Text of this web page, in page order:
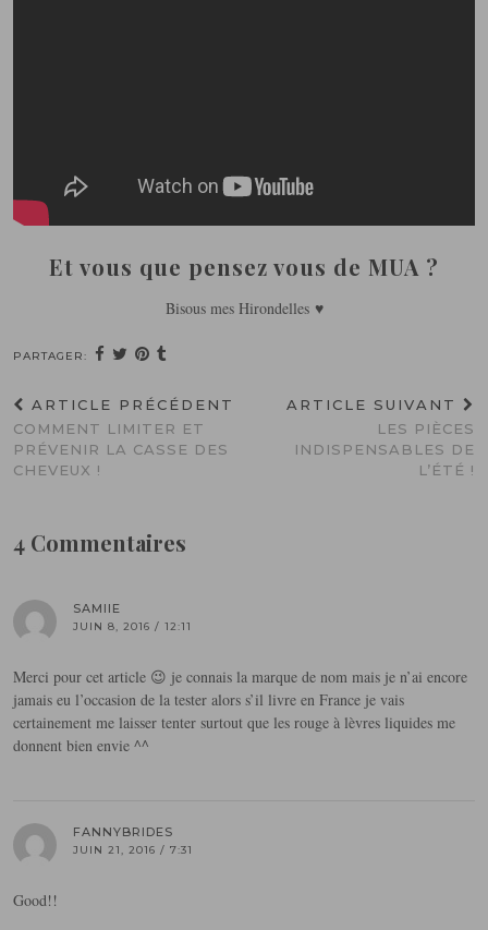
Et vous que pensez vous de MUA ?
Bisous mes Hirondelles ♥
PARTAGER:
ARTICLE PRÉCÉDENT
COMMENT LIMITER ET
PRÉVENIR LA CASSE DES
CHEVEUX !
ARTICLE SUIVANT
LES PIÈCES
INDISPENSABLES DE
L’ÉTÉ !
4 Commentaires
SAMIIE
JUIN 8, 2016 / 12:11
Merci pour cet article 😉 je connais la marque de nom mais je n’ai encore
jamais eu l’occasion de la tester alors s’il livre en France je vais
certainement me laisser tenter surtout que les rouge à lèvres liquides me
donnent bien envie ^^
FANNYBRIDES
JUIN 21, 2016 / 7:31
Good!!